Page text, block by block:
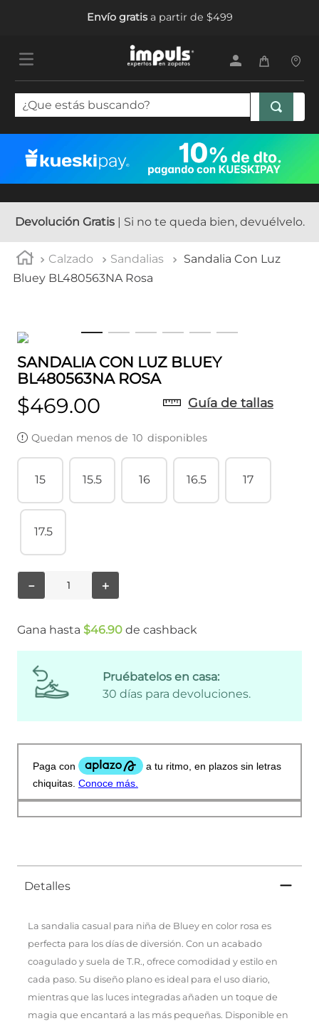
Envío gratisa partir de $499
¿Que estás buscando?
Devolución Gratis| Si no te queda bien, devuélvelo.
Calzado Sandalias
Sandalia Con Luz
Bluey BL480563NA Rosa
SANDALIA CON LUZ BLUEY
BL480563NA ROSA
$469.00 Guía de tallas
Quedan menos de 10 disponibles
15 15.5 16 16.5 17
17.5
＋
－
Gana hasta $46.90 de cashback
Pruébatelos en casa:
30 días para devoluciones.
Detalles
La sandalia casual para niña de Bluey en color rosa es
perfecta para los días de diversión. Con un acabado
coagulado y suela de T.R., ofrece comodidad y estilo en
cada paso. Su diseño plano es ideal para el uso diario,
mientras que las luces integradas añaden un toque de
magia que encantará a las más pequeñas. Disponible en
1.
tenis mujer
tenis hombre
5. tenis niña